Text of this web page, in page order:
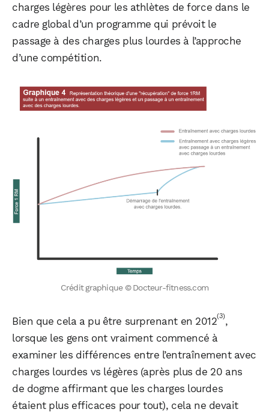
charges légères pour les athlètes de force dans le
cadre global d’un programme qui prévoit le
passage à des charges plus lourdes à l’approche
d’une compétition.
Crédit graphique © Docteur-fitness.com
Bien que cela a pu être surprenant en 2012(3),
lorsque les gens ont vraiment commencé à
examiner les différences entre l’entraînement avec
charges lourdes vs légères (après plus de 20 ans
de dogme affirmant que les charges lourdes
étaient plus efficaces pour tout), cela ne devait